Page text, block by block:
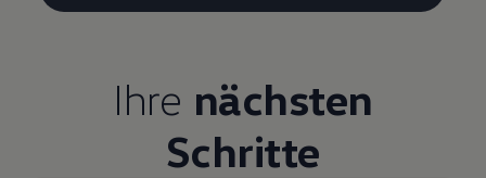
Warn- und Kontrollleuchten
Assistenzsysteme
Digitale Betriebsanleitung
Live Beratung
Ihre nächsten
Schritte